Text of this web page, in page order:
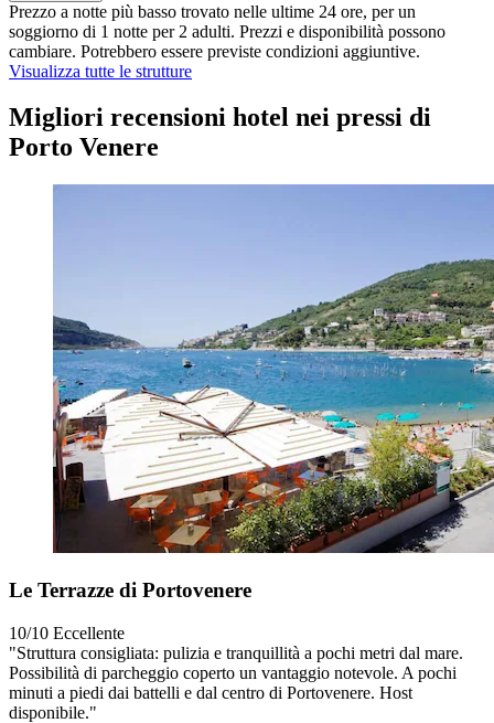
Prezzo a notte più basso trovato nelle ultime 24 ore, per un
soggiorno di 1 notte per 2 adulti. Prezzi e disponibilità possono
cambiare. Potrebbero essere previste condizioni aggiuntive.
Visualizza tutte le strutture
Migliori recensioni hotel nei pressi di
Porto Venere
Le Terrazze di Portovenere
10/10 Eccellente
"Struttura consigliata: pulizia e tranquillità a pochi metri dal mare.
Possibilità di parcheggio coperto un vantaggio notevole. A pochi
minuti a piedi dai battelli e dal centro di Portovenere. Host
disponibile."